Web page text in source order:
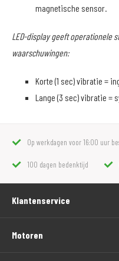
magnetische sensor.
LED-display geeft operationele
waarschuwingen:
Korte (1 sec) vibratie =
Lange (3 sec) vibratie =
Op werkdagen voor 16:00 uur
100 dagen bedenktijd
Klantenservice
Motoren